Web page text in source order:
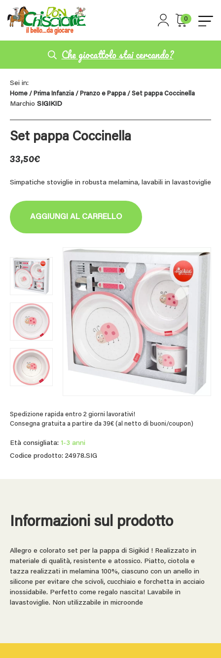
0
Che giocattolo stai cercando?
Sei in:
Home / Prima Infanzia / Pranzo e Pappa / Set pappa Coccinella
Marchio SIGIKID
Set pappa Coccinella
33,50€
Simpatiche stoviglie in robusta melamina, lavabili in lavastoviglie
AGGIUNGI AL CARRELLO
Spedizione rapida entro 2 giorni lavorativi!
Consegna gratuita a partire da 39€ (al netto di buoni/coupon)
Età consigliata: 1-3 anni
Codice prodotto: 24978.SIG
Informazioni sul prodotto
Allegro e colorato set per la pappa di Sigikid ! Realizzato in
materiale di qualità, resistente e atossico. Piatto, ciotola e
tazza realizzati in melamina 100%, ciascuno con un anello in
silicone per evitare che scivoli, cucchiaio e forchetta in acciaio
inossidabile. Perfetto come regalo nascita! Lavabile in
lavastoviglie. Non utilizzabile in microonde